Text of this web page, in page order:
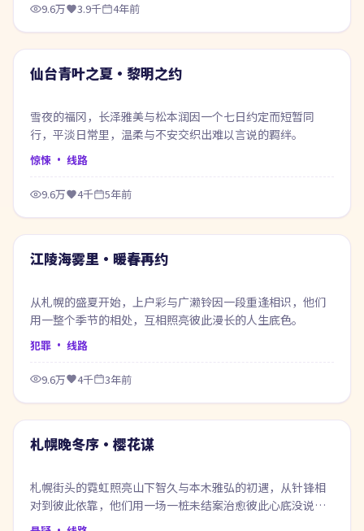
9.6万 3.9千 4年前
热门
仙台青叶之夏·黎明之约
雪夜的福冈，长泽雅美与松本润因一个七日约定而短暂同
行，平淡日常里，温柔与不安交织出难以言说的羁绊。
惊悚 · 线路
9.6万 4千 5年前
热门
江陵海雾里·暖春再约
从札幌的盛夏开始，上户彩与广濑铃因一段重逢相识，他们
用一整个季节的相处，互相照亮彼此漫长的人生底色。
犯罪 · 线路
9.6万 4千 3年前
热门
札幌晚冬序·樱花谋
札幌街头的霓虹照亮山下智久与本木雅弘的初遇，从针锋相
对到彼此依靠，他们用一场一桩未结案治愈彼此心底没说出
口的话。